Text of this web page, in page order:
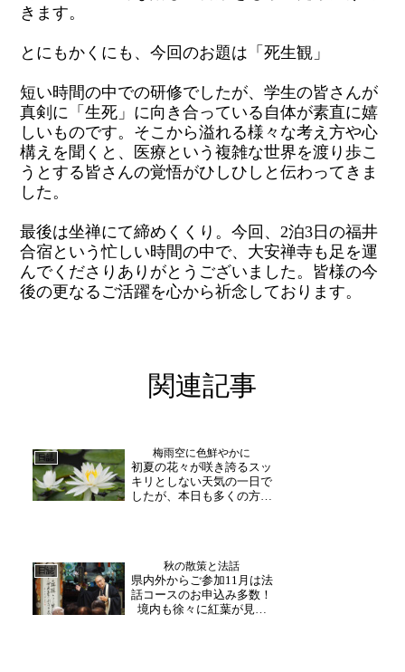
きます。
とにもかくにも、今回のお題は「死生観」
短い時間の中での研修でしたが、学生の皆さんが
真剣に「生死」に向き合っている自体が素直に嬉
しいものです。そこから溢れる様々な考え方や心
構えを聞くと、医療という複雑な世界を渡り歩こ
うとする皆さんの覚悟がひしひしと伝わってきま
した。
最後は坐禅にて締めくくり。今回、2泊3日の福井
合宿という忙しい時間の中で、大安禅寺も足を運
んでくださりありがとうございました。皆様の今
後の更なるご活躍を心から祈念しております。
関連記事
日誌 梅雨空に色鮮やかに
初夏の花々が咲き誇るスッ
キリとしない天気の一日で
したが、本日も多くの方が
夕方には花が閉じてしまい
ますので、午前中にお越し
いただけますと真っ白な
お...
日誌 秋の散策と法話
県内外からご参加11月は法
話コースのお申込み多数！
境内も徐々に紅葉が見ら